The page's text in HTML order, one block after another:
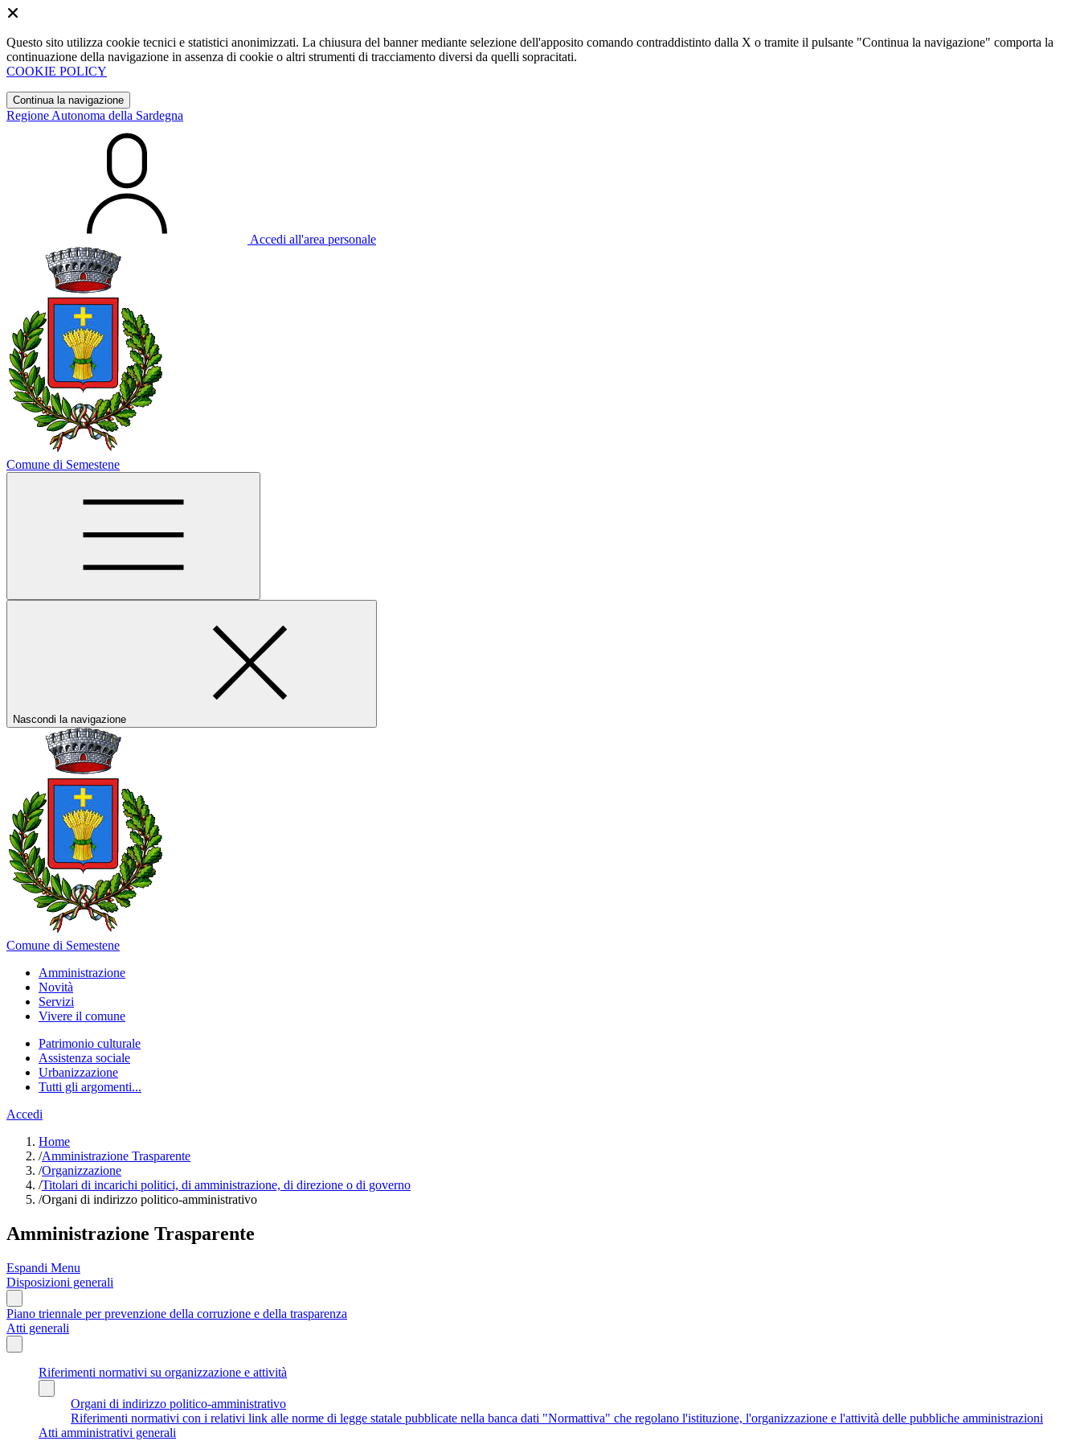
Questo sito utilizza cookie tecnici e statistici anonimizzati. La chiusura del banner mediante selezione dell'apposito comando contraddistinto dalla X o tramite il pulsante "Continua la navigazione" comporta la
continuazione della navigazione in assenza di cookie o altri strumenti di tracciamento diversi da quelli sopracitati.
COOKIE POLICY
Continua la navigazione
Regione Autonoma della Sardegna
Accedi all'area personale
Comune di Semestene
Nascondi la navigazione
Comune di Semestene
Amministrazione
Novità
Servizi
Vivere il comune
Patrimonio culturale
Assistenza sociale
Urbanizzazione
Tutti gli argomenti...
Accedi
Home
/Amministrazione Trasparente
/Organizzazione
/Titolari di incarichi politici, di amministrazione, di direzione o di governo
/Organi di indirizzo politico-amministrativo
Amministrazione Trasparente
Espandi Menu
Disposizioni generali
Piano triennale per prevenzione della corruzione e della trasparenza
Atti generali
Riferimenti normativi su organizzazione e attività
Organi di indirizzo politico-amministrativo
Riferimenti normativi con i relativi link alle norme di legge statale pubblicate nella banca dati "Normattiva" che regolano l'istituzione, l'organizzazione e l'attività delle pubbliche amministrazioni
Atti amministrativi generali